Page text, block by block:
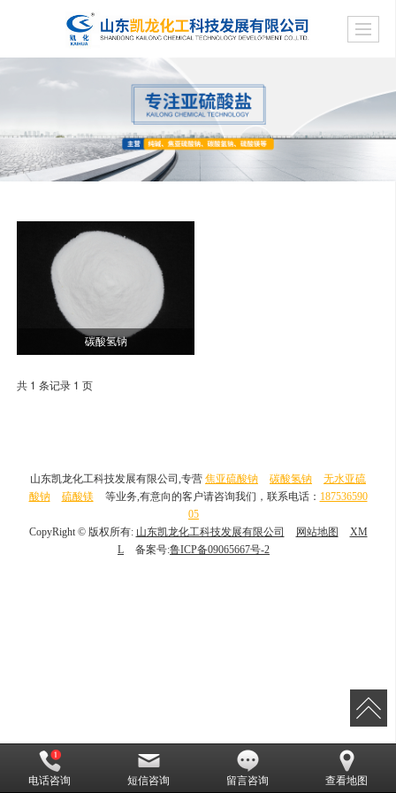
碳酸氢钠
共 1 条记录 1 页
山东凯龙化工科技发展有限公司,专营 焦亚硫酸钠 碳酸氢钠
无水亚硫
酸钠
硫酸镁 等业务,有意向的客户请咨询我们，联系电话： 187536590
05
CopyRight © 版权所有: 山东凯龙化工科技发展有限公司 网站地图
XM
L
备案号:鲁ICP备09065667号-2
电话咨询 短信咨询 留言咨询 查看地图